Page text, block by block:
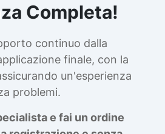
Completa!
continuo dalla
finale, con la
un'esperienza
problemi.
e fai un ordine